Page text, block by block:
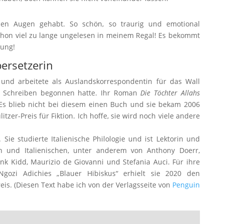
Augen gehabt. So schön, so traurig und emotional
viel zu lange ungelesen in meinem Regal! Es bekommt
arbeitete als Auslandskorrespondentin für das Wall
begonnen hatte. Ihr RomanDie Töchter Allahs
blieb nicht bei diesem einen Buch und sie bekam 2006
Preis für Fiktion. Ich hoffe, sie wird noch viele andere
Sie studierte Italienische Philologie und ist Lektorin und
und Italienischen, unter anderem von Anthony Doerr,
Kidd, Maurizio de Giovanni und Stefania Auci. Für ihre
Adichies „Blauer Hibiskus“ erhielt sie 2020 den
(Diesen Text habe ich von der Verlagsseite von Penguin